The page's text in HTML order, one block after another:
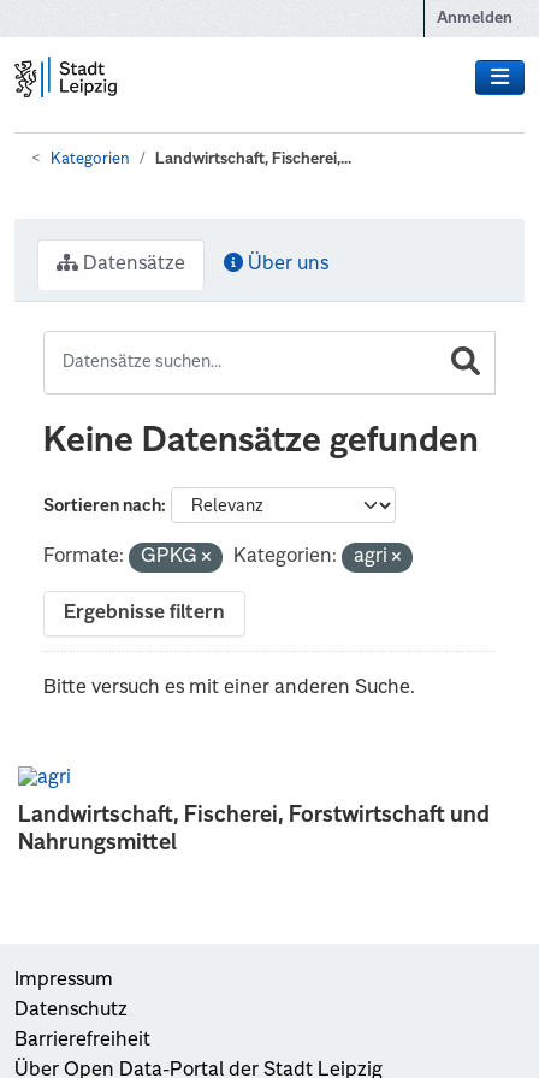
Anmelden
Kategorien Landwirtschaft, Fischerei,...
Landwirtschaft, Fischerei, Forstwirtschaft und
Nahrungsmittel
Datensätze Über uns
Keine Datensätze gefunden
Sortieren nach
Formate: GPKG Kategorien: agri
Ergebnisse filtern
Bitte versuch es mit einer anderen Suche.
Impressum
Datenschutz
Barrierefreiheit
Über Open Data-Portal der Stadt Leipzig